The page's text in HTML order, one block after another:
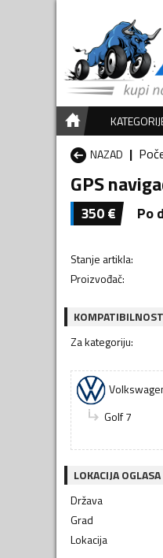
NAZAD
GPS
350€ Po
Stanje artikla:
Proizvođač:
Za kategoriju:
Golf 7
LOKACIJA OGLASA
Država
Grad
Lokacija